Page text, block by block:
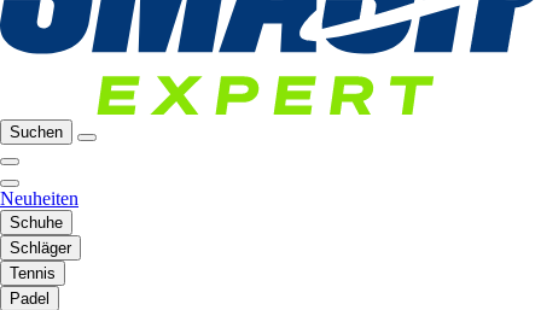
Suchen
Neuheiten
Schuhe
Schläger
Tennis
Padel